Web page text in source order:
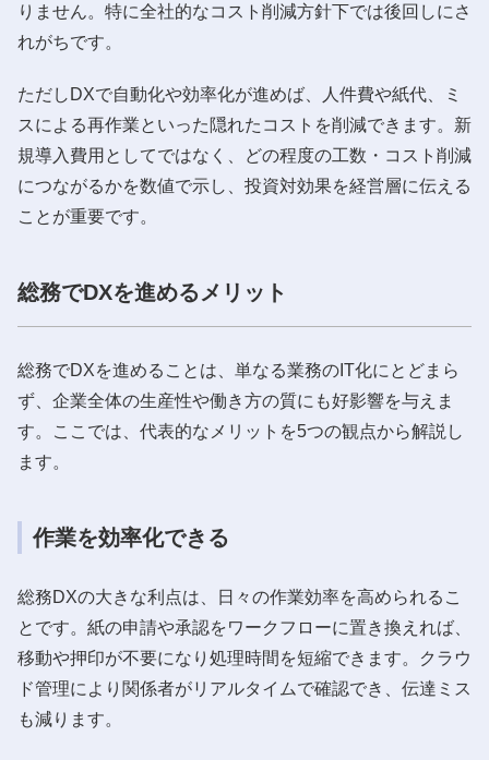
りません。特に全社的なコスト削減方針下では後回しにさ
れがちです。
ただしDXで自動化や効率化が進めば、人件費や紙代、ミ
スによる再作業といった隠れたコストを削減できます。新
規導入費用としてではなく、どの程度の工数・コスト削減
につながるかを数値で示し、投資対効果を経営層に伝える
ことが重要です。
総務でDXを進めるメリット
総務でDXを進めることは、単なる業務のIT化にとどまら
ず、企業全体の生産性や働き方の質にも好影響を与えま
す。ここでは、代表的なメリットを5つの観点から解説し
ます。
作業を効率化できる
総務DXの大きな利点は、日々の作業効率を高められるこ
とです。紙の申請や承認をワークフローに置き換えれば、
移動や押印が不要になり処理時間を短縮できます。クラウ
ド管理により関係者がリアルタイムで確認でき、伝達ミス
も減ります。